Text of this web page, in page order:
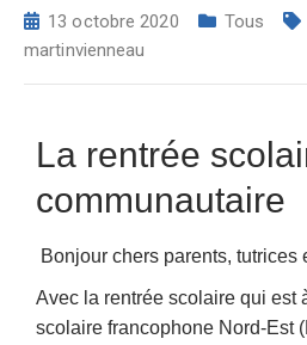
13 octobre 2020 Tous
martinvienneau
La rentrée
communautaire
Bonjour chers parents, tutrices
Avec la rentrée scolaire qui est
scolaire francophone Nord-Est